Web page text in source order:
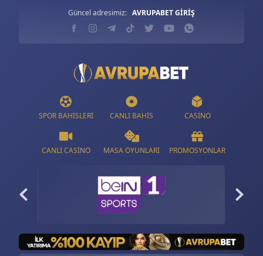
Güncel adresimiz: AVRUPABET GİRİŞ
SPOR BAHISLERI CANLI BAHIS CASINO
CANLI CASINO MASA OYUNLARI PROMOSYONLAR